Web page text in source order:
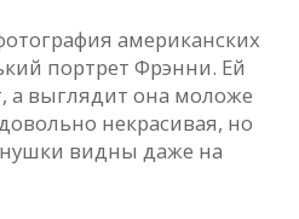
американских
портрет Фрэнни. Ей
а выглядит она моложе
некрасивая, но
видны даже на